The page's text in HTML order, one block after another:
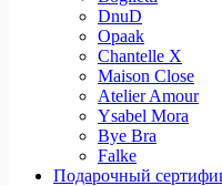
DnuD
Opaak
Chantelle X
Maison Close
Atelier Amour
Ysabel Mora
Bye Bra
Falke
Подарочный